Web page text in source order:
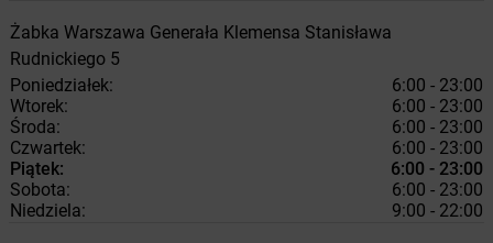
Żabka Warszawa Generała Klemensa Stanisława
Rudnickiego 5
Poniedziałek:
6:00 - 23:00
Wtorek:
6:00 - 23:00
Środa:
6:00 - 23:00
Czwartek:
6:00 - 23:00
Piątek:
6:00 - 23:00
Sobota:
6:00 - 23:00
Niedziela:
9:00 - 22:00